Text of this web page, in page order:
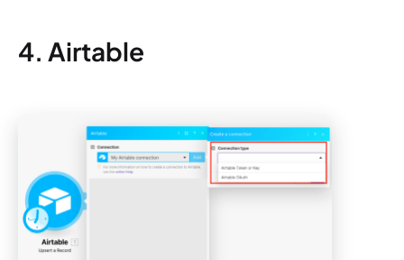
4. Airtable